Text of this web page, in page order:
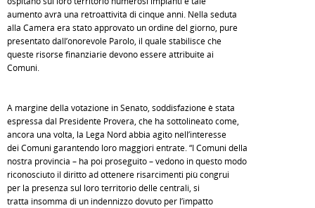
aumento avrà una retroattività di cinque anni. Nella seduta
alla Camera era stato approvato un ordine del giorno, pure
presentato dall’onorevole Parolo, il quale stabilisce che
queste risorse finanziarie devono essere attribuite ai
Comuni.
A margine della votazione in Senato, soddisfazione è stata
espressa dal Presidente Provera, che ha sottolineato come,
ancora una volta, la Lega Nord abbia agito nell’interesse
dei Comuni garantendo loro maggiori entrate. “I Comuni della
nostra provincia – ha poi proseguito – vedono in questo modo
riconosciuto il diritto ad ottenere risarcimenti più congrui
per la presenza sul loro territorio delle centrali, si
tratta insomma di un indennizzo dovuto per l’impatto